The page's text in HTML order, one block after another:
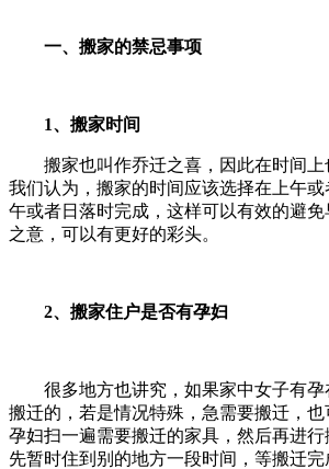
一、搬家的禁忌事项
1、搬家时间
搬家也叫作乔迁之喜，因此在时间上
我们认为，搬家的时间应该选择在上午
午或者日落时完成，这样可以有效的避
之意，可以有更好的彩头。
2、搬家住户是否有孕妇
很多地方也讲究，如果家中女子有孕
搬迁的，若是情况特殊，急需要搬迁，
孕妇扫一遍需要搬迁的家具，然后再进
先暂时住到别的地方一段时间，等搬迁完